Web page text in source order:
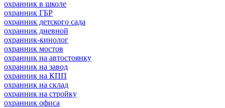
охранник в школе
охранник ГБР
охранник детского сада
охранник дневной
охранник-кинолог
охранник мостов
охранник на автостоянку
охранник на завод
охранник на КПП
охранник на склад
охранник на стройку
охранник офиса